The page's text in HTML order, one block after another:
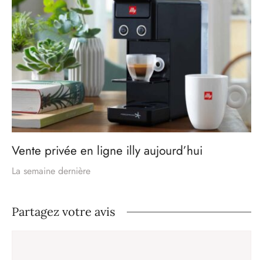
Vente privée en ligne illy aujourd’hui
La semaine dernière
Partagez votre avis